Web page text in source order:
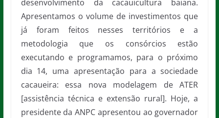
desenvolvimento da cacauicultura baiana.
Apresentamos o volume de investimentos que
já foram feitos nesses territórios e a
metodologia que os consórcios estão
executando e programamos, para o próximo
dia 14, uma apresentação para a sociedade
cacaueira: essa nova modelagem de ATER
[assistência técnica e extensão rural]. Hoje, a
presidente da ANPC apresentou ao governador